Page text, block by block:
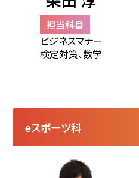
担当科目
ビジネスマナー
検定対策、数学
eスポーツ科